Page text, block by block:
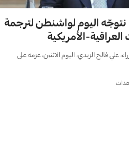
نتوجّه اليوم لواشنطن لترجمة
العراقية-الأمريكية
علي فالح الزيدي، اليوم الاثنين، عزمه على